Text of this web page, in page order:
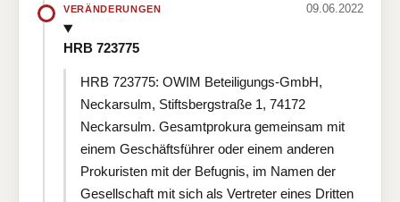
VERÄNDERUNGEN 09.06.2022
HRB 723775
HRB 723775: OWIM Beteiligungs-GmbH,
Neckarsulm, Stiftsbergstraße 1, 74172
Neckarsulm. Gesamtprokura gemeinsam mit
einem Geschäftsführer oder einem anderen
Prokuristen mit der Befugnis, im Namen der
Gesellschaft mit sich als Vertreter eines Dritten